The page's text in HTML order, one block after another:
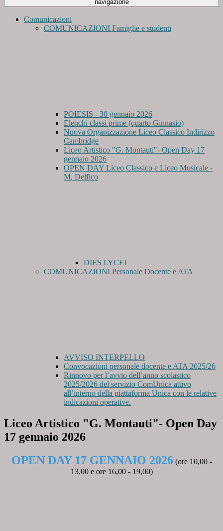
navigazione
Comunicazioni
COMUNICAZIONI Famiglie e studenti
POIESIS - 30 gennaio 2026
Elenchi classi prime (quarto Ginnasio)
Nuova Organizzazione Liceo Classico Indirizzo
Cambridge
Liceo Artistico "G. Montauti"- Open Day 17
gennaio 2026
OPEN DAY Liceo Classico e Liceo Musicale -
M. Delfico
DIES LYCEI
COMUNICAZIONI Personale Docente e ATA
AVVISO INTERPELLO
Convocazioni personale docente e ATA 2025/26
Rinnovo per l’avvio dell’anno scolastico
2025/2026 del servizio ComUnica attivo
all’interno della piattaforma Unica con le relative
indicazioni operative.
Liceo Artistico "G. Montauti"- Open Day
17 gennaio 2026
OPEN DAY 17 GENNAIO 2026(ore 10,00 -
13,00 e ore 16,00 - 19,00)